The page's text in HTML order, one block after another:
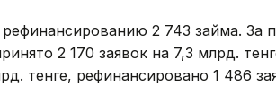
2 743 займа. За
2 170 заявок на 7,3 млрд.
тенге, рефинансировано 1 486